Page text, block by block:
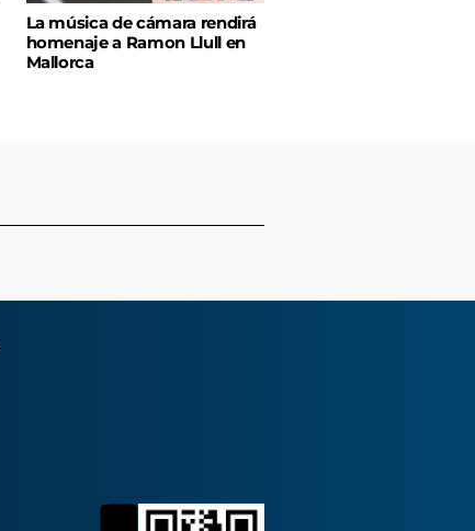
La música de cámara rendirá
homenaje a Ramon Llull en
Mallorca